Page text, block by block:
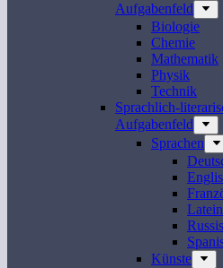
Aufgabenfeld
Biologie
Chemie
Mathematik
Physik
Technik
Sprachlich-
Aufgabenfeld
Sprachen
Latein
Künste